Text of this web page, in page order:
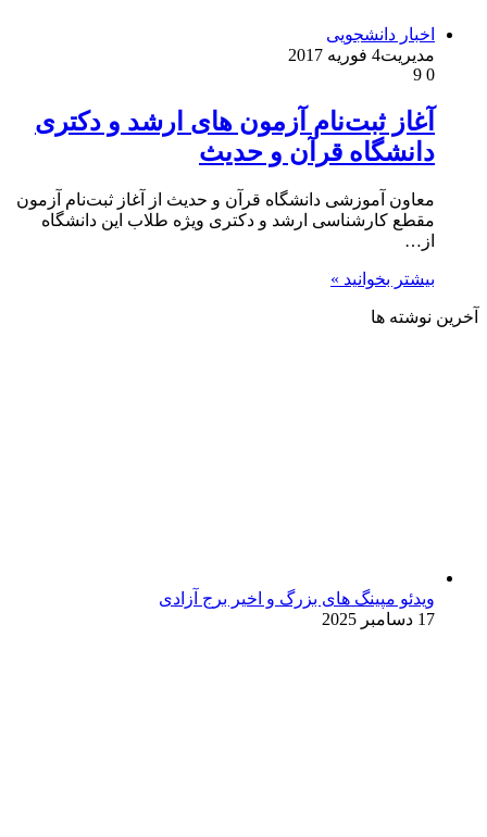
اخبار دانشجویی
مدیریت4 فوریه 2017
0
آغاز ثبت‌نام آزمون های ارشد و دکتری
دانشگاه قرآن و حدیث
معاون آموزشی دانشگاه قرآن و حدیث از آغاز ثبت‌نام آزمون
مقطع کارشناسی ارشد و دکتری ویژه طلاب این دانشگاه
از…
بیشتر بخوانید »
آخرین نوشته ها
ویدئو مپینگ های بزرگ و اخیر برج آزادی
17 دسامبر 2025